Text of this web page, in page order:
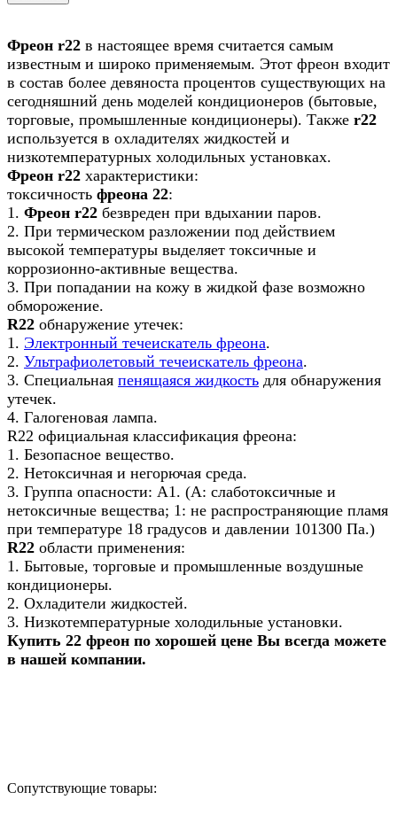
Фреон r22 в настоящее время считается самым
известным и широко применяемым. Этот фреон входит
в состав более девяноста процентов существующих на
сегодняшний день моделей кондиционеров (бытовые,
торговые, промышленные кондиционеры). Также r22
используется в охладителях жидкостей и
низкотемпературных холодильных установках.
Фреон r22 характеристики:
токсичность фреона 22:
1. Фреон r22 безвреден при вдыхании паров.
2. При термическом разложении под действием
высокой температуры выделяет токсичные и
коррозионно-активные вещества.
3. При попадании на кожу в жидкой фазе возможно
обморожение.
R22 обнаружение утечек:
1. Электронный течеискатель фреона.
2. Ультрафиолетовый течеискатель фреона.
3. Специальная пенящаяся жидкость для обнаружения
утечек.
4. Галогеновая лампа.
R22 официальная классификация фреона:
1. Безопасное вещество.
2. Нетоксичная и негорючая среда.
3. Группа опасности: А1. (А: слаботоксичные и
нетоксичные вещества; 1: не распространяющие пламя
при температуре 18 градусов и давлении 101300 Па.)
R22 области применения:
1. Бытовые, торговые и промышленные воздушные
кондиционеры.
2. Охладители жидкостей.
3. Низкотемпературные холодильные установки.
Купить 22 фреон по хорошей цене Вы всегда можете
в нашей компании.
Сопутствующие товары: